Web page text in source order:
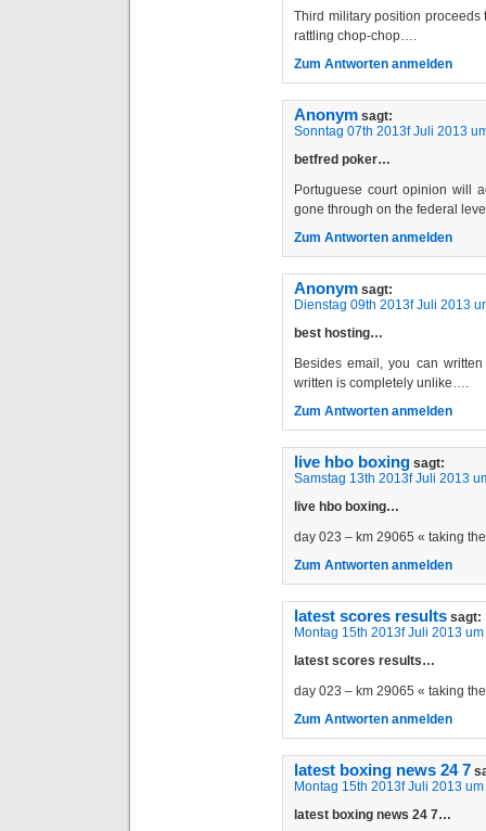
Third military position proceeds
rattling chop-chop….
Zum Antworten anmelden
Anonym sagt:
Sonntag 07th 2013f Juli 2013
betfred poker…
Portuguese court opinion will
gone through on the federal
Zum Antworten anmelden
Anonym sagt:
Dienstag 09th 2013f Juli 2013
best hosting…
Besides email, you can
written is completely unlike….
Zum Antworten anmelden
live hbo boxing sagt:
Samstag 13th 2013f Juli 2013
live hbo boxing…
day 023 – km 29065 « taking
Zum Antworten anmelden
latest scores results sagt:
Montag 15th 2013f Juli 2013
latest scores results…
day 023 – km 29065 « taking
Zum Antworten anmelden
latest boxing news 24 7
Montag 15th 2013f Juli 2013
latest boxing news 24 7…